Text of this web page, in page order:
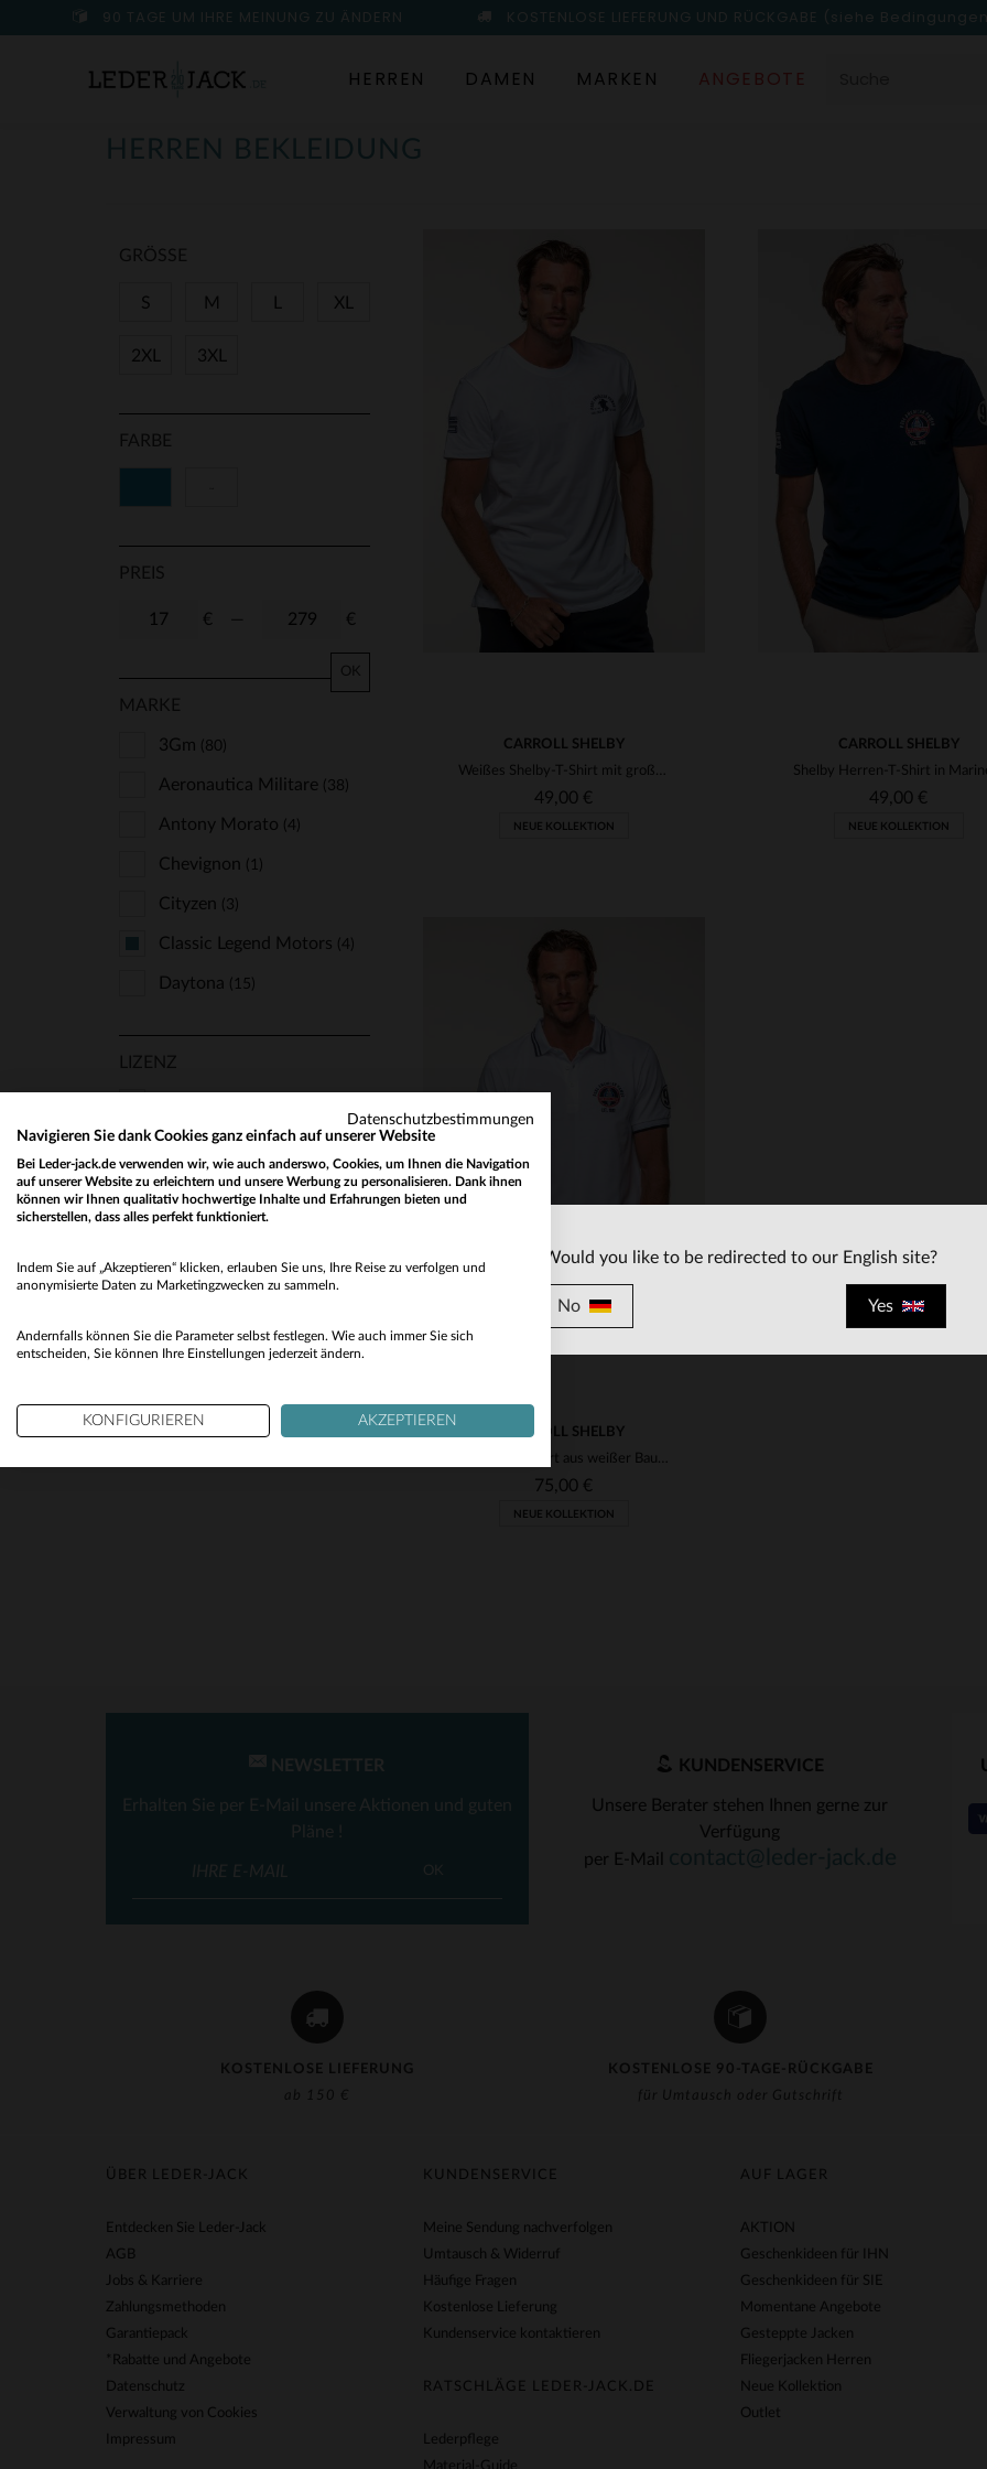
90 TAGE UM IHRE MEINUNG ZU ÄNDERN KOSTENLOSE LIEFERUNG UND RÜCKGABE (siehe Bedingungen)
HERREN DAMEN MARKEN ANGEBOTE
HERREN BEKLEIDUNG
GRÖSSE
S M XL
2XL 3XL
FARBE
PREIS
€ €
OK
MARKE
3Gm (80)
Aeronautica Militare (38)
Antony Morato (4)
Chevignon (1)
Cityzen (3)
Classic Legend Motors (4)
Daytona (15)
Iron & Resin
Marine Nationale (8)
Mcs(19)
Paddock's(5)
Paris Saint Germain (4)
Redskins(65)
Seven Tees
LIZENZ
MATERIAL
JAHRESZEIT
Alle Jahreszeiten
VERFÜGBARE GRÖSSEN
CARROLL SHELBY
Weißes Shelby-T-Shirt mit großem Logo auf dem Rücken
49,00 €
NEUE KOLLEKTION
CARROLL SHELBY
49,00 €
NEUE KOLLEKTION
CARROLL SHELBY
Shelby Poloshirt aus weißer Baumwolle
75,00 €
NEUE KOLLEKTION
KOSTENLOSE LIEFERUNG
ab 150 €
KOSTENLOSE 90-TAGE-RÜCKGABE
für Umtausch oder Gutschrift
NEWSLETTER
Erhalten Sie per E-Mail unsere Aktionen und guten
Pläne !
OK
KUNDENSERVICE
Unsere Berater stehen Ihnen gerne zur
Verfügung
per E-Mail
KUNDENSERVICE
Meine Sendung nachverfolgen
Umtausch & Widerruf
Häufige Fragen
Kostenlose Lieferung
Kundenservice kontaktieren
RATSCHLÄGE LEDER-JACK.DE
Lederpflege
AUF LAGER
AKTION
Geschenkideen für IHN
Geschenkideen für SIE
Momentane Angebote
Gesteppte Jacken
Fliegerjacken Herren
Neue Kollektion
Outlet
ÜBER LEDER-JACK
Entdecken Sie Leder-Jack
AGB
Jobs & Karriere
Zahlungsmethoden
Garantiepack
*Rabatte und Angebote
Datenschutz
Verwaltung von Cookies
Impressum
Would you like to be redirected to our English site?
No Yes
Datenschutzbestimmungen
Navigieren Sie dank Cookies ganz einfach auf unserer Website
Bei Leder-jack.de verwenden wir, wie auch anderswo, Cookies, um Ihnen die Navigation
auf unserer Website zu erleichtern und unsere Werbung zu personalisieren. Dank ihnen
können wir Ihnen qualitativ hochwertige Inhalte und Erfahrungen bieten und
sicherstellen, dass alles perfekt funktioniert.
Indem Sie auf „Akzeptieren“ klicken, erlauben Sie uns, Ihre Reise zu verfolgen und
anonymisierte Daten zu Marketingzwecken zu sammeln.
Andernfalls können Sie die Parameter selbst festlegen. Wie auch immer Sie sich
entscheiden, Sie können Ihre Einstellungen jederzeit ändern.
KONFIGURIEREN AKZEPTIEREN